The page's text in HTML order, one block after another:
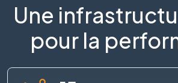
Une
pour la